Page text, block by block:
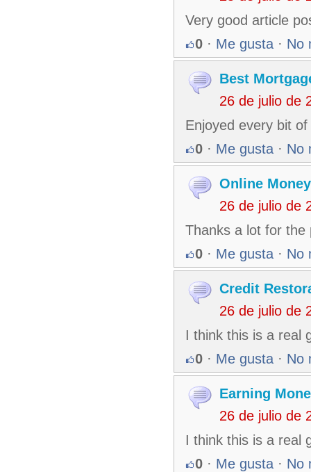
Very good article
0 · Me gusta · No
Best
26 de julio de
Enjoyed every bit
0 · Me gusta · No
Online
26 de julio de
Thanks a lot for the
0 · Me gusta · No
Credit
26 de julio de
I think this is a real
0 · Me gusta · No
Earning
26 de julio de
I think this is a real
0 · Me gusta · No